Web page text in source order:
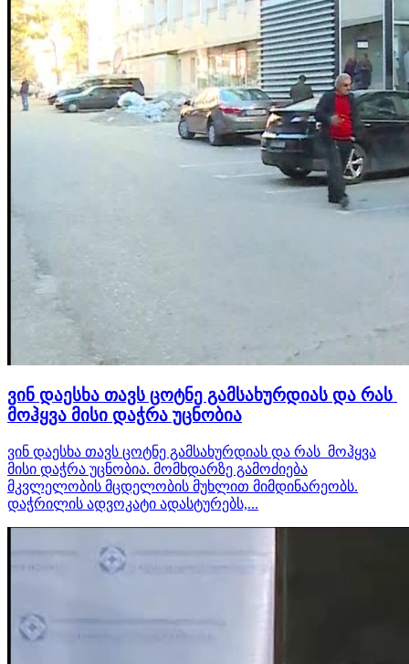
ვინ დაესხა თავს ცოტნე გამსახურდიას და რას
მოჰყვა მისი დაჭრა უცნობია
ვინ დაესხა თავს ცოტნე გამსახურდიას და რას მოჰყვა
მისი დაჭრა უცნობია. მომხდარზე გამოძიება
მკვლელობის მცდელობის მუხლით მიმდინარეობს.
დაჭრილის ადვოკატი ადასტურებს,...